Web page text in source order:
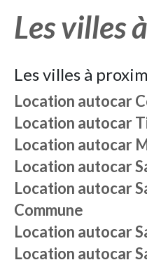
Les villes
Les villes à
Location autocar
Location autocar
Location autocar
Location autocar
Location autocar
Commune
Location autocar
Location autocar